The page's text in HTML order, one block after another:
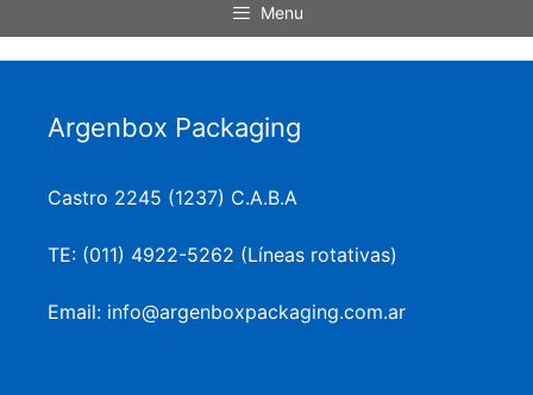
Menu
Argenbox Packaging
Castro 2245 (1237) C.A.B.A
TE: (011) 4922-5262 (Líneas rotativas)
Email: info@argenboxpackaging.com.ar